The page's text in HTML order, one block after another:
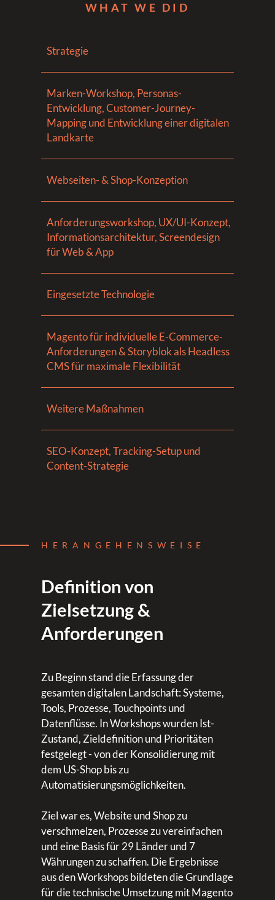
WHAT WE DID
Strategie
Marken-Workshop, Personas-
Entwicklung, Customer-Journey-
Mapping und Entwicklung einer digitalen
Landkarte
Webseiten- & Shop-Konzeption
Anforderungsworkshop, UX/UI-Konzept,
Informationsarchitektur, Screendesign
für Web & App
Eingesetzte Technologie
Magento für individuelle E-Commerce-
Anforderungen & Storyblok als Headless
CMS für maximale Flexibilität
Weitere Maßnahmen
SEO-Konzept, Tracking-Setup und
Content-Strategie
HERANGEHENSWEISE
Definition von
Zielsetzung &
Anforderungen
Zu Beginn stand die Erfassung der
gesamten digitalen Landschaft: Systeme,
Tools, Prozesse, Touchpoints und
Datenflüsse. In Workshops wurden Ist-
Zustand, Zieldefinition und Prioritäten
festgelegt - von der Konsolidierung mit
dem US-Shop bis zu
Automatisierungsmöglichkeiten.
Ziel war es, Website und Shop zu
verschmelzen, Prozesse zu vereinfachen
und eine Basis für 29 Länder und 7
Währungen zu schaffen. Die Ergebnisse
aus den Workshops bildeten die Grundlage
für die technische Umsetzung mit Magento